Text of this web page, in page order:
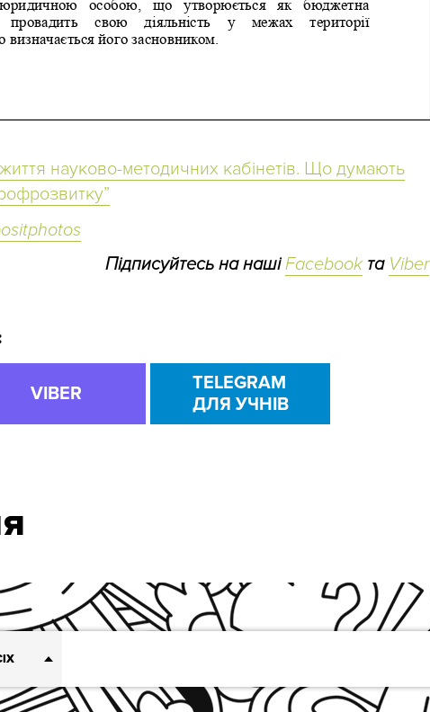
науково-методичних кабінетів. Що думають
Підписуйтесь на нашіFacebookта Viber
VIBER
TELEGRAM
ДЛЯ УЧНІВ